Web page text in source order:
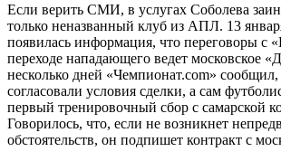
Если верить СМИ, в услугах Соболева
только неназванный клуб из АПЛ. 13
появилась информация, что переговоры с
переходе нападающего ведет московское
несколько дней «Чемпионат.com»
согласовали условия сделки, а сам
первый тренировочный сбор с самарской
Говорилось, что, если не возникнет
обстоятельств, он подпишет контракт с